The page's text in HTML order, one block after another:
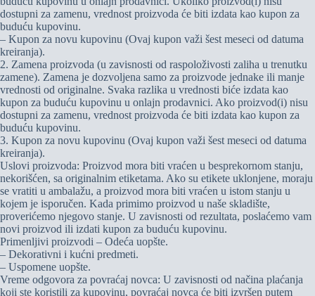
dostupni za zamenu, vrednost proizvoda će biti izdata kao kupon za
buduću kupovinu.
– Kupon za novu kupovinu (Ovaj kupon važi šest meseci od datuma
kreiranja).
2. Zamena proizvoda (u zavisnosti od raspoloživosti zaliha u trenutku
zamene). Zamena je dozvoljena samo za proizvode jednake ili manje
vrednosti od originalne. Svaka razlika u vrednosti biće izdata kao
kupon za buduću kupovinu u onlajn prodavnici. Ako proizvod(i) nisu
dostupni za zamenu, vrednost proizvoda će biti izdata kao kupon za
buduću kupovinu.
3. Kupon za novu kupovinu (Ovaj kupon važi šest meseci od datuma
kreiranja).
Uslovi proizvoda: Proizvod mora biti vraćen u besprekornom stanju,
nekorišćen, sa originalnim etiketama. Ako su etikete uklonjene, moraju
se vratiti u ambalažu, a proizvod mora biti vraćen u istom stanju u
kojem je isporučen. Kada primimo proizvod u naše skladište,
proverićemo njegovo stanje. U zavisnosti od rezultata, poslaćemo vam
novi proizvod ili izdati kupon za buduću kupovinu.
Primenljivi proizvodi – Odeća uopšte.
– Dekorativni i kućni predmeti.
– Uspomene uopšte.
Vreme odgovora za povraćaj novca: U zavisnosti od načina plaćanja
koji ste koristili za kupovinu, povraćaj novca će biti izvršen putem